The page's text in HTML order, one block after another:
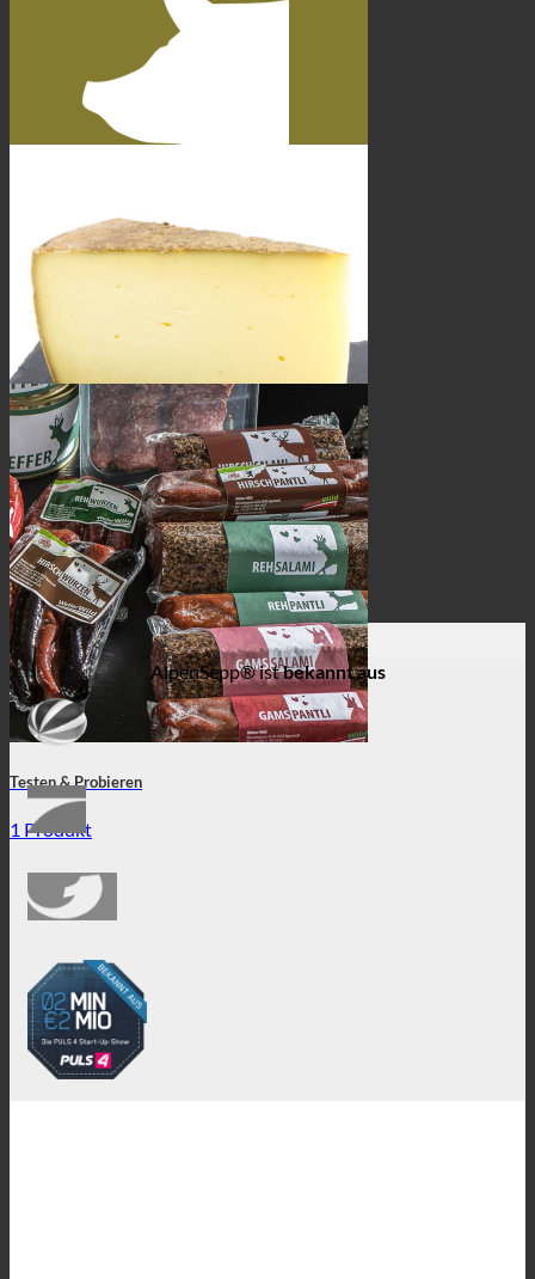
Schweine Wurst
4 Produkte
Käse
14 Produkte
Testen & Probieren
1 Produkt
AlpenSepp® istbekannt aus